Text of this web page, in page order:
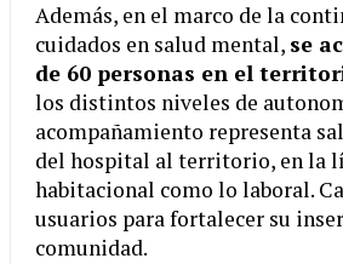
Además, en el marco de la
cuidados en salud mental, se
de 60 personas en el
los distintos niveles de
acompañamiento representa
del hospital al territorio, en la
habitacional como lo laboral.
usuarios para fortalecer su
comunidad.